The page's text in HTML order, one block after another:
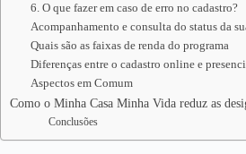
6. O que fazer em caso de erro no cadastro?
Acompanhamento e consulta do status da
Quais são as faixas de renda do programa
Diferenças entre o cadastro online e
Aspectos em Comum
Como o Minha Casa Minha Vida reduz as
Conclusões